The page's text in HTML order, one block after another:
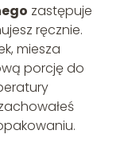
zastępuje
ręcznie.
miesza
porcję do